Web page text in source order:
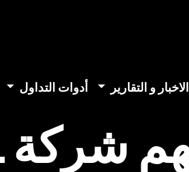
الاخبار و التقارير أدوات التداول